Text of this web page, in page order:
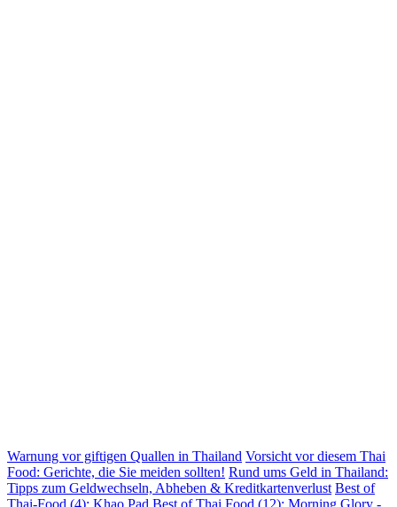
Warnung vor giftigen Quallen in Thailand Vorsicht vor diesem Thai
Food: Gerichte, die Sie meiden sollten! Rund ums Geld in Thailand:
Tipps zum Geldwechseln, Abheben & Kreditkartenverlust Best of
Thai-Food (4): Khao Pad Best of Thai Food (12): Morning Glory -